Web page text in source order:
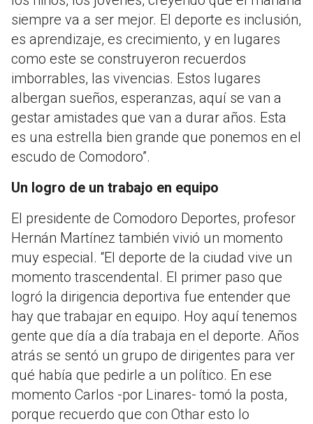
siempre va a ser mejor. El deporte es inclusión,
es aprendizaje, es crecimiento, y en lugares
como este se construyeron recuerdos
imborrables, las vivencias. Estos lugares
albergan sueños, esperanzas, aquí se van a
gestar amistades que van a durar años. Esta
es una estrella bien grande que ponemos en el
escudo de Comodoro”.
Un logro de un trabajo en equipo
El presidente de Comodoro Deportes, profesor
Hernán Martínez también vivió un momento
muy especial. “El deporte de la ciudad vive un
momento trascendental. El primer paso que
logró la dirigencia deportiva fue entender que
hay que trabajar en equipo. Hoy aquí tenemos
gente que día a día trabaja en el deporte. Años
atrás se sentó un grupo de dirigentes para ver
qué había que pedirle a un político. En ese
momento Carlos -por Linares- tomó la posta,
porque recuerdo que con Othar esto lo